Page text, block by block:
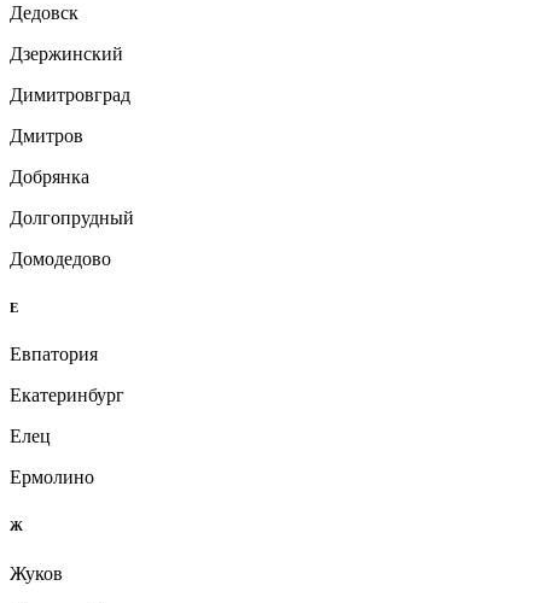
Дедовск
Дзержинский
Димитровград
Дмитров
Добрянка
Долгопрудный
Домодедово
Е
Евпатория
Екатеринбург
Елец
Ермолино
Ж
Жуков